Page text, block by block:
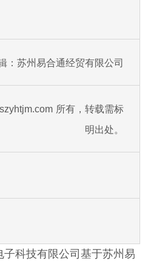
：苏州易合通经贸有限公司
所有，转载需标
明出处。
科技有限公司基于苏州易